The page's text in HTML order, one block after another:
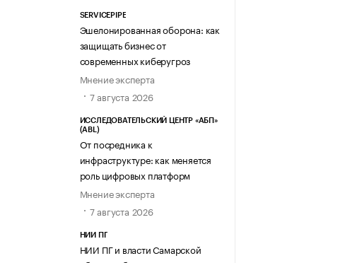
SERVICEPIPE
Эшелонированная оборона: как
защищать бизнес от
современных киберугроз
Мнение эксперта
7 августа 2026
ИССЛЕДОВАТЕЛЬСКИЙ ЦЕНТР «АБП»
(ABL)
От посредника к
инфраструктуре: как меняется
роль цифровых платформ
Мнение эксперта
7 августа 2026
НИИ ПГ
НИИ ПГ и власти Самарской